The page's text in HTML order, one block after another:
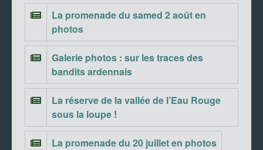
La promenade du samed 2 août en
photos
Galerie photos : sur les traces des
bandits ardennais
La réserve de la vallée de l’Eau Rouge
sous la loupe !
La promenade du 20 juillet en photos